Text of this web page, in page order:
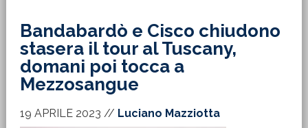
Bandabardò e Cisco chiudono
stasera il tour al Tuscany,
domani poi tocca a
Mezzosangue
19 APRILE 2023 // Luciano Mazziotta